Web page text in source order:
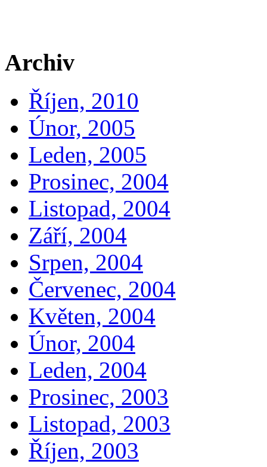
Archiv
Říjen, 2010
Únor, 2005
Leden, 2005
Prosinec, 2004
Listopad, 2004
Září, 2004
Srpen, 2004
Červenec, 2004
Květen, 2004
Únor, 2004
Leden, 2004
Prosinec, 2003
Listopad, 2003
Říjen, 2003